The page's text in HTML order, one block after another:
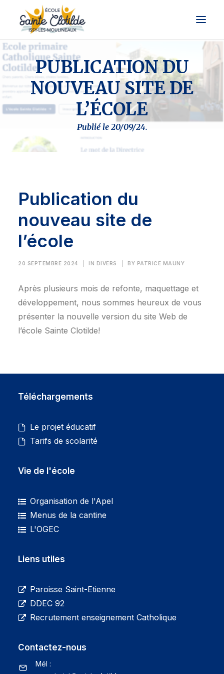
Présentation
Vie de l’école
Informations pratiques
Pré-inscription
PUBLICATION DU
NOUVEAU SITE DE
L’ÉCOLE
Publié le 20/09/24.
Publication du
nouveau site de
l’école
20 SEPTEMBRE 2024 IN DIVERS BY PATRICE MAUNY
Après plusieurs mois de refonte, maquettage et
développement, nous sommes heureux de vous
présenter la nouvelle version du site Web de
l’école Sainte Clotilde!
Téléchargements
Le projet éducatif
Tarifs de scolarité
Vie de l'école
Organisation de l'Apel
Menus de la cantine
L'OGEC
Liens utiles
Paroisse Saint-Etienne
DDEC 92
Recrutement enseignement Catholique
Contactez-nous
Mél :